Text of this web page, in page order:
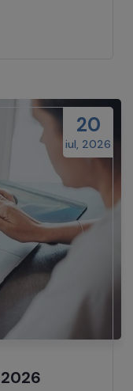
20
iul, 2026